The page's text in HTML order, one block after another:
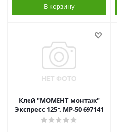
В корзину
Клей "МОМЕНТ монтаж"
Экспресс 125г. МР-50 697141